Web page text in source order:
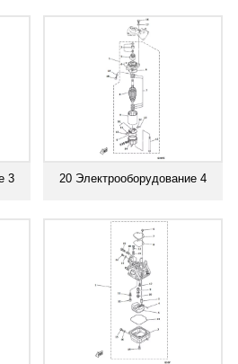
3 20 Электрооборудование 4